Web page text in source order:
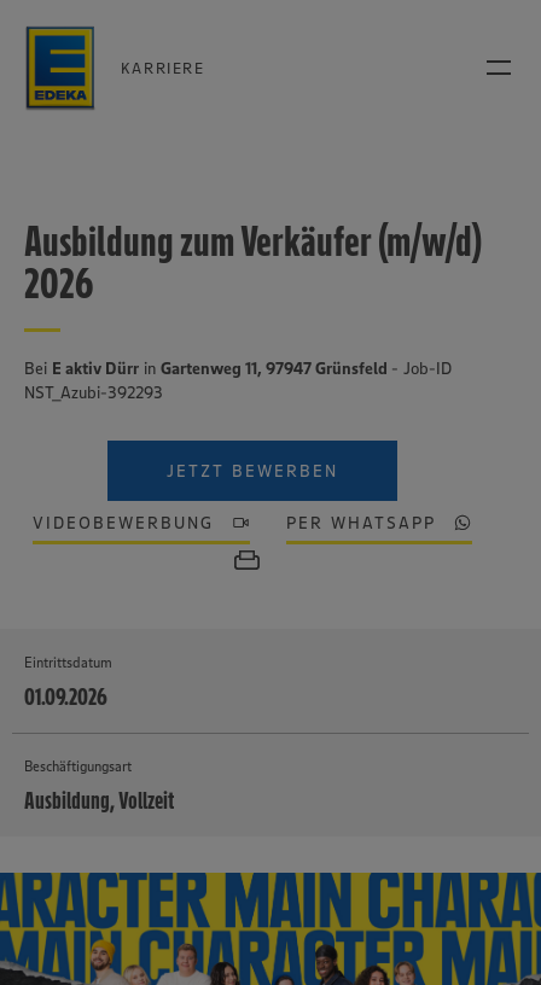
KARRIERE
Ausbildung zum Verkäufer (m/w/d)
2026
Bei E aktiv Dürr in Gartenweg 11, 97947 Grünsfeld - Job-ID
NST_Azubi-392293
JETZT BEWERBEN
VIDEOBEWERBUNG PER WHATSAPP
Eintrittsdatum
01.09.2026
Beschäftigungsart
Ausbildung, Vollzeit